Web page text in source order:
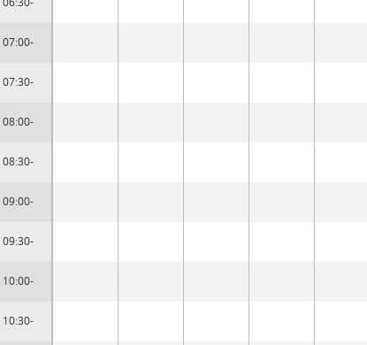
07:00-
07:30-
08:00-
08:30-
09:00-
09:30-
10:00-
10:30-